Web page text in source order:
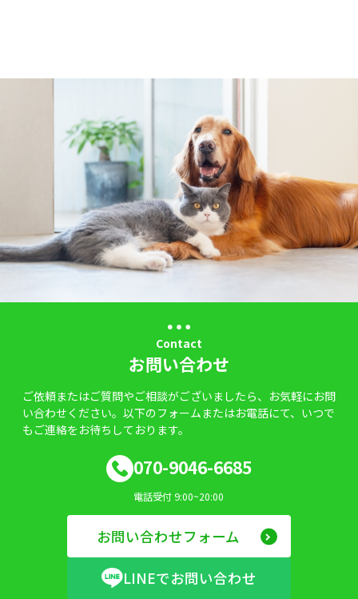
Contact
お問い合わせ
ご依頼またはご質問やご相談がございましたら、お気軽にお問
い合わせください。以下のフォームまたはお電話にて、いつで
もご連絡をお待ちしております。
070-9046-6685
電話受付 9:00~20:00
お問い合わせフォーム
LINEでお問い合わせ